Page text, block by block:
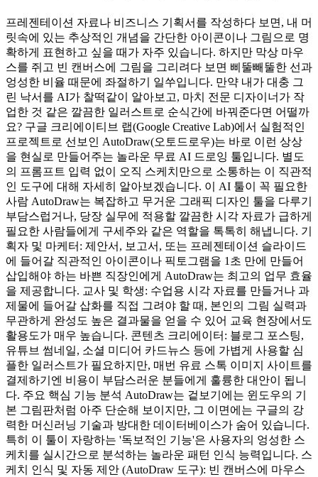
프레젠테이션 자료나 비즈니스 기획서를 작성하다 보면, 내 머
릿속에 있는 추상적인 개념을 간단한 아이콘이나 그림으로 명
확하게 표현하고 싶을 때가 자주 있습니다. 하지만 막상 마우
스를 쥐고 빈 캔버스에 그림을 그리려다 보면 삐뚤빼뚤한 선과
엉성한 비율 때문에 좌절하기 일쑤입니다. 만약 내가 대충 그
린 낙서를 AI가 찰떡같이 알아보고, 마치 전문 디자이너가 작
업한 것 같은 깔끔한 일러스트로 순식간에 바꿔준다면 어떨까
요? 구글 크리에이티브 랩(Google Creative Lab)에서 실험적인
프로젝트로 선보인 AutoDraw(오토드로우)는 바로 이런 상상
을 현실로 만들어주는 놀라운 무료 AI 드로잉 툴입니다. 별도
의 프롬프트 입력 없이 오직 스케치만으로 소통하는 이 직관적
인 도구에 대해 자세히 알아보겠습니다. 이 AI 툴이 꼭 필요한
사람 AutoDraw는 복잡하고 무거운 그래픽 디자인 툴을 다루기
부담스럽거나, 당장 실무에 적용할 깔끔한 시각 자료가 급하게
필요한 사람들에게 구세주와 같은 역할을 톡톡히 해냅니다. 기
획자 및 마케터: 제안서, 보고서, 또는 프레젠테이션 슬라이드
에 들어갈 직관적인 아이콘이나 픽토그램을 1초 만에 만들어
삽입해야 하는 바쁜 직장인에게 AutoDraw는 최고의 업무 효율
을 제공합니다. 교사 및 학생: 수업용 시각 자료를 만들거나 과
제물에 들어갈 삽화를 직접 그려야 할 때, 본인의 그림 실력과
무관하게 완성도 높은 결과물을 얻을 수 있어 교육 현장에서도
활용도가 매우 높습니다. 콘텐츠 크리에이터: 블로그 포스팅,
유튜브 썸네일, 소셜 미디어 카드뉴스 등에 가볍게 사용할 심
플한 일러스트가 필요하지만, 매번 유료 스톡 이미지 사이트를
결제하기엔 비용이 부담스러운 분들에게 훌륭한 대안이 됩니
다. 주요 핵심 기능 분석 AutoDraw는 겉보기에는 윈도우의 기
본 그림판처럼 아주 단순해 보이지만, 그 이면에는 구글의 강
력한 머신러닝 기술과 방대한 데이터베이스가 숨어 있습니다.
특히 이 툴이 자랑하는 '독보적인 기능'은 사용자의 엉성한 스
케치를 실시간으로 분석하는 놀라운 패턴 인식 능력입니다. 스
케치 인식 및 자동 제안 (AutoDraw 도구): 빈 캔버스에 마우스